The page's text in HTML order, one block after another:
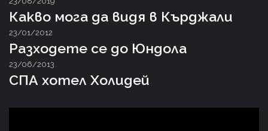
Какво мога да видя в Кърджали
23/01/2012
Разходете се до Юндола
23/06/2013
СПА хотел Холидей